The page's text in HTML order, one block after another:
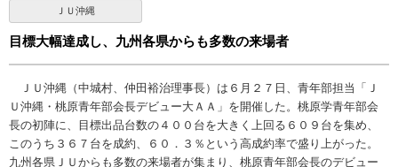
ＪＵ沖縄
目標大幅達成し、九州各県からも多数の来場者
ＪＵ沖縄（中城村、仲田裕治理事長）は６月２７日、青年部担当「Ｊ
Ｕ沖縄・桃原青年部会長デビュー大ＡＡ」を開催した。桃原学青年部会
長の初陣に、目標出品台数の４００台を大きく上回る６０９台を集め、
このうち３６７台を成約、６０．３％という高成約率で盛り上がった。
九州各県ＪＵからも多数の来場者が集まり、桃原青年部会長のデビュー